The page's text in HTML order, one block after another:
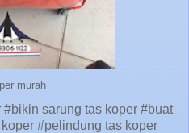
murah
sarung tas koper #buat
#pelindung tas koper